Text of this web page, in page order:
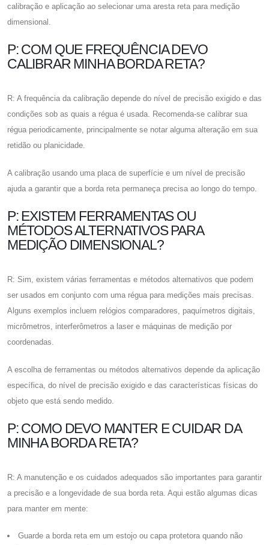
calibração e aplicação ao selecionar uma aresta reta para medição
dimensional.
P: COM QUE FREQUÊNCIA DEVO
CALIBRAR MINHA BORDA RETA?
R: A frequência da calibração depende do nível de precisão exigido e das
condições sob as quais a régua é usada. Recomenda-se calibrar sua
régua periodicamente, principalmente se notar alguma alteração em sua
retidão ou planicidade.
A calibração usando uma placa de superfície e um nível de precisão
ajuda a garantir que a borda reta permaneça precisa ao longo do tempo.
P: EXISTEM FERRAMENTAS OU
MÉTODOS ALTERNATIVOS PARA
MEDIÇÃO DIMENSIONAL?
R: Sim, existem várias ferramentas e métodos alternativos que podem
ser usados ​​em conjunto com uma régua para medições mais precisas.
Alguns exemplos incluem relógios comparadores, paquímetros digitais,
micrômetros, interferômetros a laser e máquinas de medição por
coordenadas.
A escolha de ferramentas ou métodos alternativos depende da aplicação
específica, do nível de precisão exigido e das características físicas do
objeto que está sendo medido.
P: COMO DEVO MANTER E CUIDAR DA
MINHA BORDA RETA?
R: A manutenção e os cuidados adequados são importantes para garantir
a precisão e a longevidade de sua borda reta. Aqui estão algumas dicas
para manter em mente:
Guarde a borda reta em um estojo ou capa protetora quando não